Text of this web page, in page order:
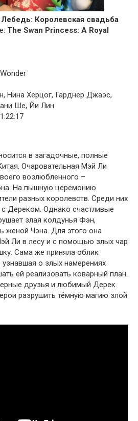
Королевская свадьба
The Swan Princess: A Royal
Нина Херцог, Гарднер Джаэс,
Ше, Йи Лин
в загадочные, полные
Очаровательная Мэй Ли
возлюбленного –
На пышную церемонию
разных королевств. Среди них
Дереком. Однако счастливые
злая колдунья Фэн,
женой Чэна. Для этого она
Ли в лесу и с помощью злых чар
Сама же приняла облик
о злых намерениях
ей реализовать коварный план.
друзья и любимый Дерек.
разрушить тёмную магию злой